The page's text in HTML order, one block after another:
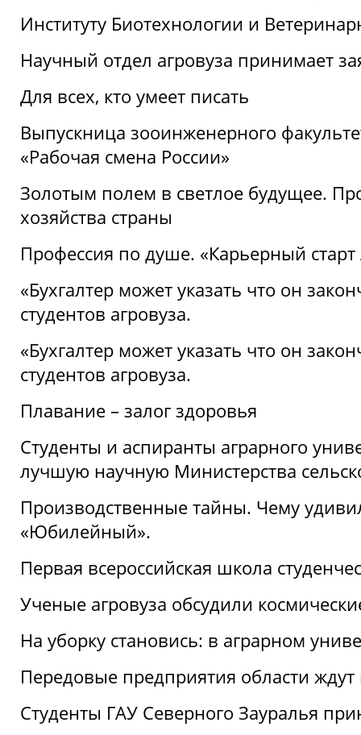
Институту Биотехнологии и
Научный отдел агровуза принимает
Для всех, кто умеет писать
Выпускница зооинженерного
«Рабочая смена России»
Золотым полем в светлое будущее.
хозяйства страны
Профессия по душе. «Карьерный
«Бухгалтер может указать что он
студентов агровуза.
«Бухгалтер может указать что он
студентов агровуза.
Плавание – залог здоровья
Студенты и аспиранты аграрного
лучшую научную Министерства
Производственные тайны. Чему
«Юбилейный».
Первая всероссийская школа
Ученые агровуза обсудили
На уборку становись: в аграрном
Передовые предприятия области ждут
Студенты ГАУ Северного Зауралья